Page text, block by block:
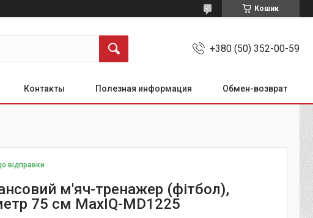
Кошик
+380 (50) 352-00-59
Контакты Полезная информация Обмен-возврат
відправки
м'яч-тренажер (фітбол),
75 см MaxIQ-MD1225